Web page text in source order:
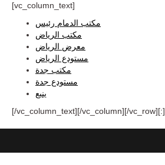
[vc_column_text]
مكتب الدمام رئيس
مكتب الرياض
معرض الرياض
مستودع الرياض
مكتب جدة
مستودع جدة
ينبع
[/vc_column_text][/vc_column][/vc_row][:]